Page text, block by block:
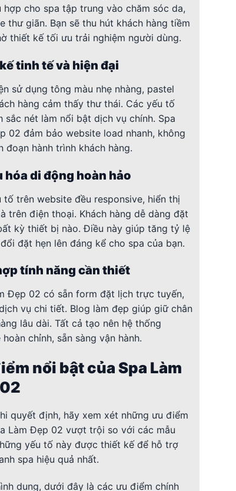
hợp cho spa tập trung vào chăm sóc da,
thư giãn. Bạn sẽ thu hút khách hàng tiềm
thiết kế tối ưu trải nghiệm người dùng.
tinh tế và hiện đại
sử dụng tông màu nhẹ nhàng, pastel
hàng cảm thấy thư thái. Các yếu tố
sắc nét làm nổi bật dịch vụ chính. Spa
02 đảm bảo website load nhanh, không
đoạn hành trình khách hàng.
hóa di động hoàn hảo
tố trên website đều responsive, hiển thị
trên điện thoại. Khách hàng dễ dàng đặt
kỳ thiết bị nào. Điều này giúp tăng tỷ lệ
đặt hẹn lên đáng kể cho spa của bạn.
tính năng cần thiết
Đẹp 02 có sẵn form đặt lịch trực tuyến,
vụ chi tiết. Blog làm đẹp giúp giữ chân
lâu dài. Tất cả tạo nên hệ thống
chỉnh, sẵn sàng vận hành.
nổi bật của Spa Làm
quyết định, hãy xem xét những ưu điểm
Làm Đẹp 02 vượt trội so với các mẫu
yếu tố này được thiết kế để hỗ trợ
spa hiệu quả nhất.
dung, dưới đây là các ưu điểm chính